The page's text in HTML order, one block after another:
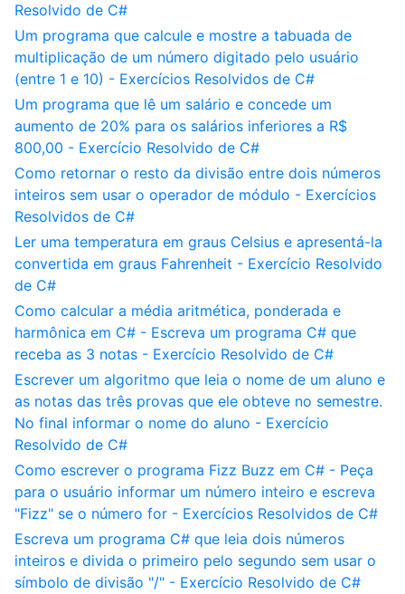
Resolvido de C#
Um programa que calcule e mostre a tabuada de
multiplicação de um número digitado pelo usuário
(entre 1 e 10) - Exercícios Resolvidos de C#
Um programa que lê um salário e concede um
aumento de 20% para os salários inferiores a R$
800,00 - Exercício Resolvido de C#
Como retornar o resto da divisão entre dois números
inteiros sem usar o operador de módulo - Exercícios
Resolvidos de C#
Ler uma temperatura em graus Celsius e apresentá-la
convertida em graus Fahrenheit - Exercício Resolvido
de C#
Como calcular a média aritmética, ponderada e
harmônica em C# - Escreva um programa C# que
receba as 3 notas - Exercício Resolvido de C#
Escrever um algoritmo que leia o nome de um aluno e
as notas das três provas que ele obteve no semestre.
No final informar o nome do aluno - Exercício
Resolvido de C#
Como escrever o programa Fizz Buzz em C# - Peça
para o usuário informar um número inteiro e escreva
"Fizz" se o número for - Exercícios Resolvidos de C#
Escreva um programa C# que leia dois números
inteiros e divida o primeiro pelo segundo sem usar o
símbolo de divisão "/" - Exercício Resolvido de C#